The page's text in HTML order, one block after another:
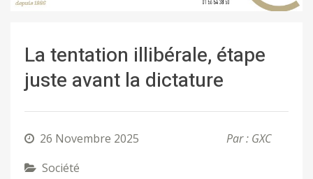
La tentation illibérale, étape
juste avant la dictature
26 Novembre 2025
Par : GXC
Société